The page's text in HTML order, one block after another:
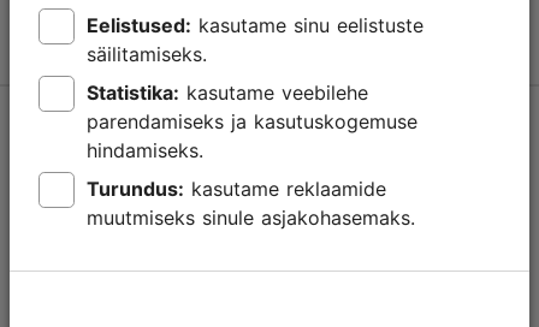
Kasutajatingimused
Võta meiega ühendust
Eelistused:
säilitamiseks.
Statistika:
parendamiseks ja kasutuskogemuse
hindamiseks.
Turundus:
muutmiseks sinule asjakohasemaks.